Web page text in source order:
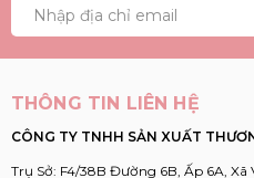
THÔNG TIN LIÊN HỆ
CÔNG TY TNHH SẢN XUẤT
Trụ Sở: F4/38B Đường 6B, Ấp 6A,